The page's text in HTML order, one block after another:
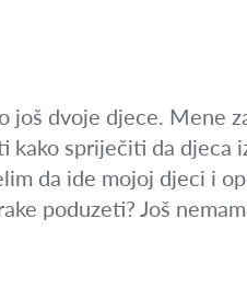
još dvoje djece. Mene
kako spriječiti da djeca
da ide mojoj djeci i
poduzeti? Još